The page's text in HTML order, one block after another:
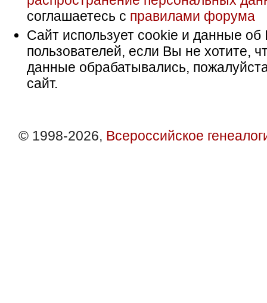
соглашаетесь с правилами форума
Сайт использует cookie и данные об
пользователей, если Вы не хотите,
данные обрабатывались,
сайт.
© 1998-2026, Всероссийское